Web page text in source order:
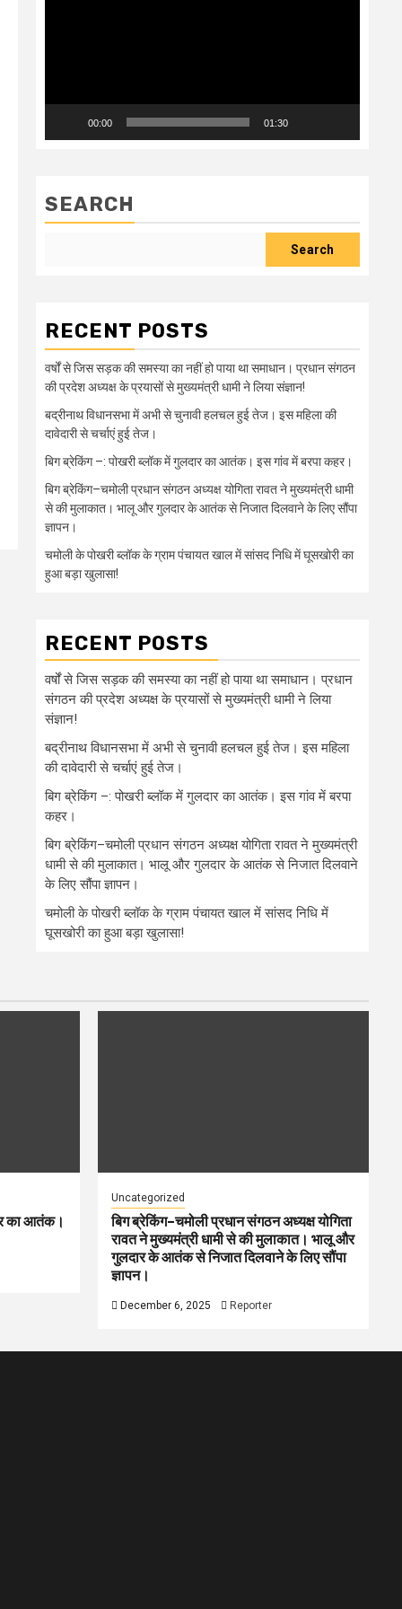
00:00 01:30
SEARCH
Search
RECENT POSTS
वर्षों से जिस सड़क की समस्या का नहीं हो पाया था समाधान। प्रधान संगठन
की प्रदेश अध्यक्ष के प्रयासों से मुख्यमंत्री धामी ने लिया संज्ञान!
बद्रीनाथ विधानसभा में अभी से चुनावी हलचल हुई तेज। इस महिला की
दावेदारी से चर्चाएं हुई तेज।
बिग ब्रेकिंग –: पोखरी ब्लॉक में गुलदार का आतंक। इस गांव में बरपा कहर।
बिग ब्रेकिंग–चमोली प्रधान संगठन अध्यक्ष योगिता रावत ने मुख्यमंत्री धामी
से की मुलाकात। भालू और गुलदार के आतंक से निजात दिलवाने के लिए सौंपा
ज्ञापन।
चमोली के पोखरी ब्लॉक के ग्राम पंचायत खाल में सांसद निधि में घूसखोरी का
हुआ बड़ा खुलासा!
RECENT POSTS
वर्षों से जिस सड़क की समस्या का नहीं हो पाया था समाधान। प्रधान
संगठन की प्रदेश अध्यक्ष के प्रयासों से मुख्यमंत्री धामी ने लिया
संज्ञान!
बद्रीनाथ विधानसभा में अभी से चुनावी हलचल हुई तेज। इस महिला
की दावेदारी से चर्चाएं हुई तेज।
बिग ब्रेकिंग –: पोखरी ब्लॉक में गुलदार का आतंक। इस गांव में बरपा
कहर।
बिग ब्रेकिंग–चमोली प्रधान संगठन अध्यक्ष योगिता रावत ने मुख्यमंत्री
धामी से की मुलाकात। भालू और गुलदार के आतंक से निजात दिलवाने
के लिए सौंपा ज्ञापन।
चमोली के पोखरी ब्लॉक के ग्राम पंचायत खाल में सांसद निधि में
घूसखोरी का हुआ बड़ा खुलासा!
का आतंक।
Uncategorized
बिग ब्रेकिंग–चमोली प्रधान संगठन अध्यक्ष योगिता
रावत ने मुख्यमंत्री धामी से की मुलाकात। भालू और
गुलदार के आतंक से निजात दिलवाने के लिए सौंपा
ज्ञापन।
December 6, 2025 Reporter